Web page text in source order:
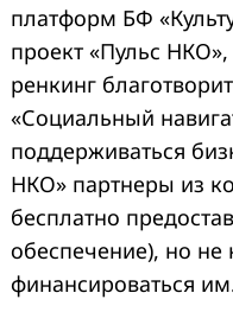
платформ БФ
проект «Пульс
ренкинг
«Социальный
поддерживаться
НКО» партнеры из
бесплатно
обеспечение), но
финансироваться